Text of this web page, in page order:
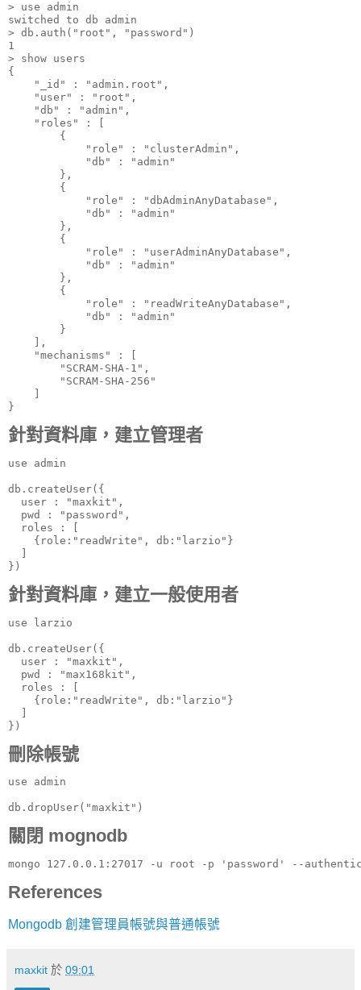
> use admin
switched to db admin
> db.auth("root", "password")
1
> show users
{
    "_id" : "admin.root",
    "user" : "root",
    "db" : "admin",
    "roles" : [
        {
            "role" : "clusterAdmin",
            "db" : "admin"
        },
        {
            "role" : "dbAdminAnyDatabase",
            "db" : "admin"
        },
        {
            "role" : "userAdminAnyDatabase",
            "db" : "admin"
        },
        {
            "role" : "readWriteAnyDatabase",
            "db" : "admin"
        }
    ],
    "mechanisms" : [
        "SCRAM-SHA-1",
        "SCRAM-SHA-256"
}
針對資料庫，建立管理者
use admin
db.createUser({
  user : "maxkit",
  pwd : "password",
  roles : [
    {role:"readWrite", db:"larzio"}
})
針對資料庫，建立一般使用者
use larzio
db.createUser({
  user : "maxkit",
  pwd : "max168kit",
  roles : [
    {role:"readWrite", db:"larzio"}
  ]
})
刪除帳號
use admin
db.dropUser("maxkit")
關閉 mognodb
mongo 127.0.0.1:27017 -u root -p 'password' --
References
Mongodb 創建管理員帳號與普通帳號
maxkit 於 09:01